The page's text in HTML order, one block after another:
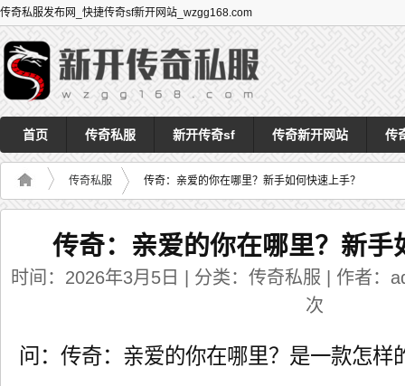
传奇私服发布网_快捷传奇sf新开网站_wzgg168.com
首页 传奇私服 新开传奇sf 传奇新开网站 传
传奇私服 传奇：亲爱的你在哪里？新手如何快速上手？
传奇：亲爱的你在哪里？新手
时间：2026年3月5日 | 分类：传奇私服 | 作者：
次
问：传奇：亲爱的你在哪里？是一款怎样